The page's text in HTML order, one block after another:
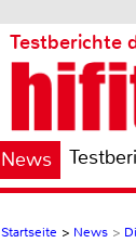
Testberichte
News
Startseite > News >